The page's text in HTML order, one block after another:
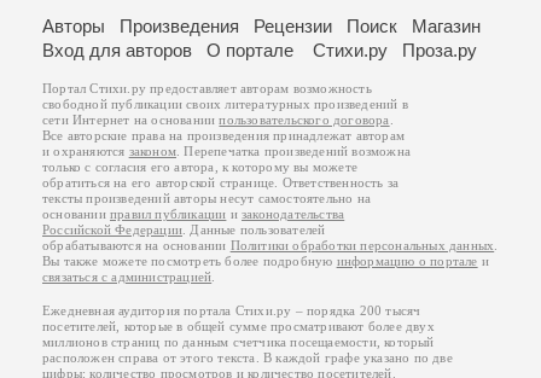
Авторы Произведения Рецензии Поиск
Магазин
Вход для авторов
О портале Стихи.ру Проза.ру
Портал Стихи.ру предоставляет авторам возможность
свободной публикации своих литературных произведений в
сети Интернет на основаниипользовательского договора
Все авторские права на произведения принадлежат авторам
и охраняются законом . Перепечатка произведений возможна
только с согласия его автора, к которому вы можете
обратиться на его авторской странице. Ответственность за
тексты произведений авторы несут самостоятельно на
основанииправил публикации изаконодательства
Российской Федерации . Данные пользователей
обрабатываются на основании Политики обработки персональных данных
Вы также можете посмотреть более подробную информацию о портале и
связаться с администрацией
Ежедневная аудитория портала Стихи.ру – порядка 200 тысяч
посетителей, которые в общей сумме просматривают более двух
миллионов страниц по данным счетчика посещаемости, который
расположен справа от этого текста. В каждой графе указано по две
цифры: количество просмотров и количество посетителей.